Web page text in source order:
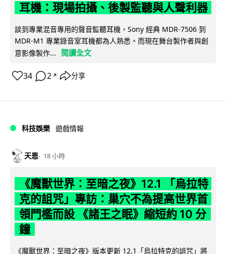
耳機：現場拍攝、後製監聽與人聲利器
談到專業混音專用的聲音監聽耳機，Sony 經典 MDR-7506 到
MDR-M1 專業錄音室耳機都為人熟悉。而現在舞台製作者與創
意影像製作...
閱讀全文
34 2 ↗ 分享
科技娛樂 遊戲情報
天恩 18 小時
《魔獸世界：至暗之夜》12.1 「烏拉特
克的詛咒」專訪：巢穴不為提高世界首
領門檻而設 《諸王之眠》縮短約 10 分
鐘
《魔獸世界：至暗之夜》版本更新 12.1「烏拉特克的詛咒」將